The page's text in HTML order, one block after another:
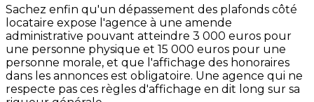
Sachez enfin qu'un dépassement des plafonds côté
locataire expose l'agence à une amende
administrative pouvant atteindre 3 000 euros pour
une personne physique et 15 000 euros pour une
personne morale, et que l'affichage des honoraires
dans les annonces est obligatoire. Une agence qui ne
respecte pas ces règles d'affichage en dit long sur sa